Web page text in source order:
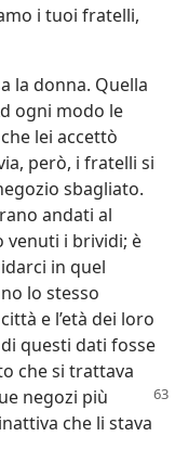
i tuoi fratelli,
la donna. Quella
ogni modo le
lei accettò
però, i fratelli si
sbagliato.
andati al
venuti i brividi; è
in quel
lo stesso
e l’età dei loro
questi dati fosse
che si trattava
negozi più
che li stava